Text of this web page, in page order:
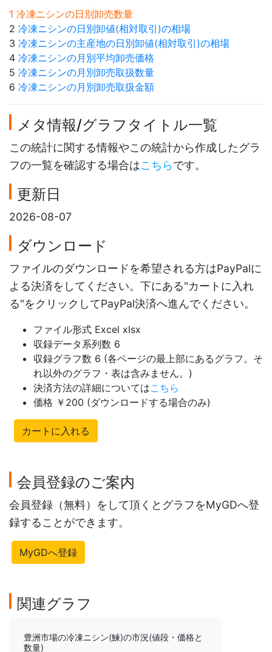
1 冷凍ニシンの日別卸売数量
2 冷凍ニシンの日別卸値(相対取引)の相場
3 冷凍ニシンの主産地の日別卸値(相対取引)の相場
4 冷凍ニシンの月別平均卸売価格
5 冷凍ニシンの月別卸売取扱数量
6 冷凍ニシンの月別卸売取扱金額
メタ情報/グラフタイトル一覧
この統計に関する情報やこの統計から作成したグラ
フの一覧を確認する場合はこちらです。
更新日
2026-08-07
ダウンロード
ファイルのダウンロードを希望される方はPayPalに
よる決済をしてください。下にある"カートに入れ
る"をクリックしてPayPal決済へ進んでください。
ファイル形式 Excel xlsx
収録データ系列数 6
収録グラフ数 6 (各ページの最上部にあるグラフ。そ
れ以外のグラフ・表は含みません。)
決済方法の詳細についてはこちら
価格 ￥200 (ダウンロードする場合のみ)
カートに入れる
会員登録のご案内
会員登録（無料）をして頂くとグラフをMyGDへ登
録することができます。
MyGDへ登録
関連グラフ
豊洲市場の冷凍ニシン(鰊)の市況(値段・価格と
数量)